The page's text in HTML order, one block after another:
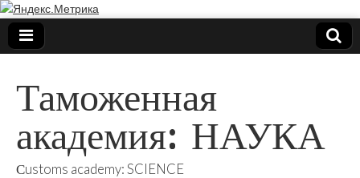
Таможенная
академия: НАУКА
Сustoms academy: SCIENCE